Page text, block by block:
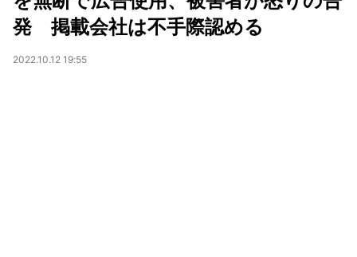
発 掲載会社は不手際認める
2022.10.12 19:55